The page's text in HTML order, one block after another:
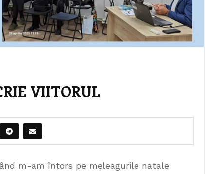
VIITORUL
m-am întors pe meleagurile natale